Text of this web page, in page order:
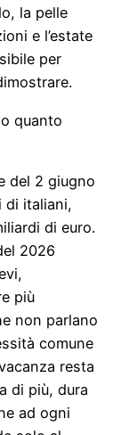
la pelle
e l’estate
per
quanto
del 2 giugno
di italiani,
di euro.
2026
più
non parlano
comune
resta
di più, dura
ad ogni